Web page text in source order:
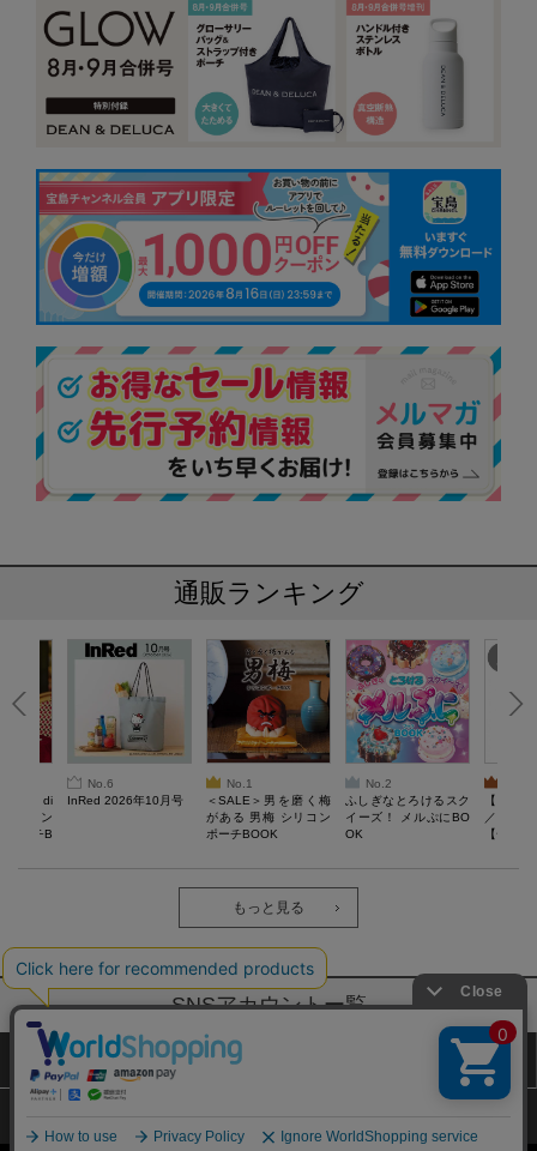
通販ランキング
di
ティン
ポーチB
No.6
InRed 2026年10月号
No.1
＜SALE＞男を磨く梅
がある 男梅 シリコン
ポーチBOOK
No.2
ふしぎなとろけるスク
イーズ！ メルぷにBO
OK
【
／Lサイ
【一般
ウェア
もっと見る
SNSアカウントー覧
サイトマップ